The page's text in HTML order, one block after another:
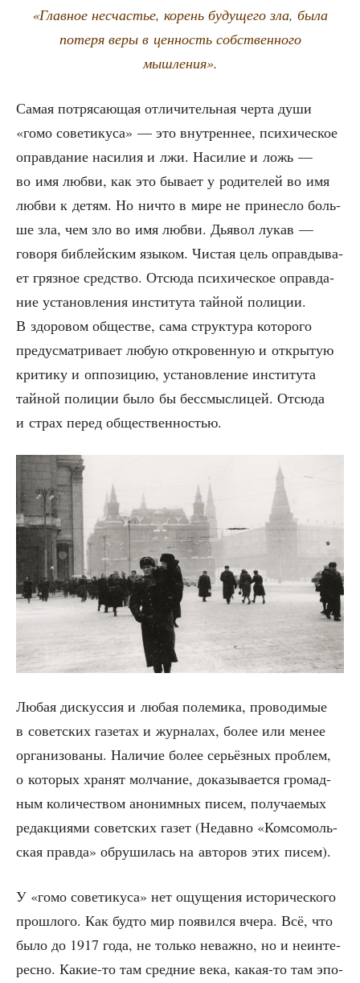
«Глав­ное несча­стье, корень буду­ще­го зла, была
поте­ря веры в цен­ность соб­ствен­но­го
мышления».
Самая потря­са­ю­щая отли­чи­тель­ная чер­та души
«гомо сове­ти­ку­са» — это внут­рен­нее, пси­хи­че­ское
оправ­да­ние наси­лия и лжи. Наси­лие и ложь —
во имя люб­ви, как это быва­ет у роди­те­лей во имя
люб­ви к детям. Но ничто в мире не при­нес­ло боль­
ше зла, чем зло во имя люб­ви. Дья­вол лукав —
гово­ря биб­лей­ским язы­ком. Чистая цель оправ­ды­ва­
ет гряз­ное сред­ство. Отсю­да пси­хи­че­ское оправ­да­
ние уста­нов­ле­ния инсти­ту­та тай­ной поли­ции.
В здо­ро­вом обще­стве, сама струк­ту­ра кото­ро­го
преду­смат­ри­ва­ет любую откро­вен­ную и откры­тую
кри­ти­ку и оппо­зи­цию, уста­нов­ле­ние инсти­ту­та
тай­ной поли­ции было бы бес­смыс­ли­цей. Отсю­да
и страх перед общественностью.
Любая дис­кус­сия и любая поле­ми­ка, про­во­ди­мые
в совет­ских газе­тах и жур­на­лах, более или менее
орга­ни­зо­ва­ны. Нали­чие более серьёз­ных про­блем,
о кото­рых хра­нят мол­ча­ние, дока­зы­ва­ет­ся гро­мад­
ным коли­че­ством ано­ним­ных писем, полу­ча­е­мых
редак­ци­я­ми совет­ских газет (Недав­но «Ком­со­моль­
ская прав­да» обру­ши­лась на авто­ров этих писем).
У «гомо сове­ти­ку­са» нет ощу­ще­ния исто­ри­че­ско­го
про­шло­го. Как буд­то мир появил­ся вче­ра. Всё, что
было до 1917 года, не толь­ко неваж­но, но и неин­те­
рес­но. Какие-то там сред­ние века, какая-то там эпо­